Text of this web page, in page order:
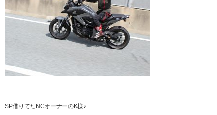
SP借りてたNCオーナーのK様♪